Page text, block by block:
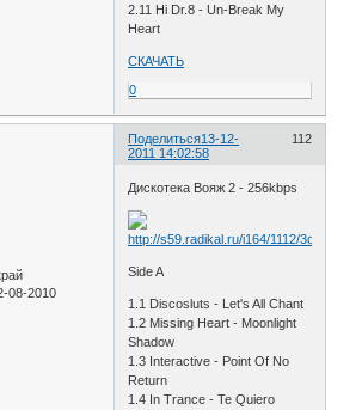
2.11 Hi Dr.8 - Un-Break My
Heart
СКАЧАТЬ
0
Поделиться 112
13-12-
2011 14:02:58
08-2010
Дискотека Вояж 2 - 256kbps
Side A
1.1 Discosluts - Let's All Chant
1.2 Missing Heart - Moonlight
Shadow
1.3 Interactive - Point Of No
Return
1.4 In Trance - Te Quiero